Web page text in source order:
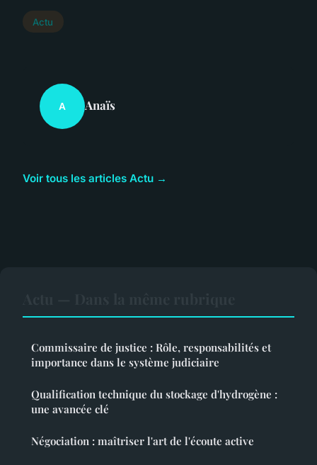
Actu
A Anaïs
Voir tous les articles Actu →
Commissaire de justice : Rôle, responsabilités et
importance dans le système judiciaire
Qualification technique du stockage d'hydrogène :
une avancée clé
Négociation : maîtriser l'art de l'écoute active